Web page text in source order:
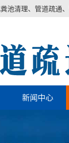
池清理、管道疏通
新闻中心